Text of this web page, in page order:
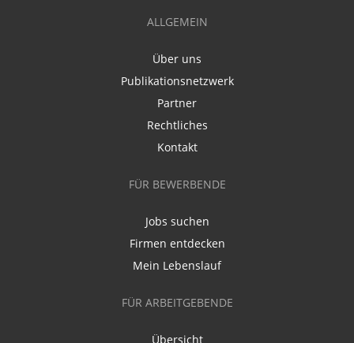
ALLGEMEIN
Über uns
Publikationsnetzwerk
Partner
Rechtliches
Kontakt
FÜR BEWERBENDE
Jobs suchen
Firmen entdecken
Mein Lebenslauf
FÜR ARBEITGEBENDE
Übersicht